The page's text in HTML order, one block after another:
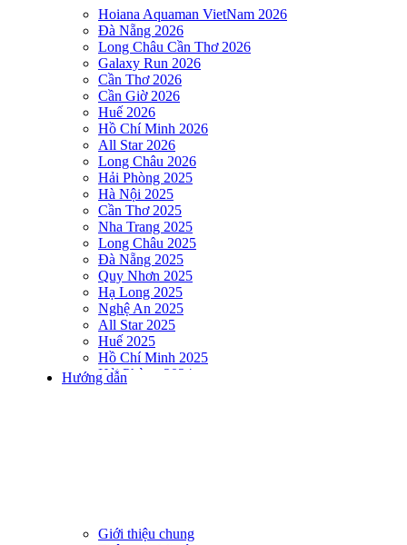
Hoiana Aquaman VietNam 2026
Đà Nẵng 2026
Long Châu Cần Thơ 2026
Galaxy Run 2026
Cần Thơ 2026
Cần Giờ 2026
Huế 2026
Hồ Chí Minh 2026
All Star 2026
Long Châu 2026
Hải Phòng 2025
Hà Nội 2025
Cần Thơ 2025
Nha Trang 2025
Long Châu 2025
Đà Nẵng 2025
Quy Nhơn 2025
Hạ Long 2025
Nghệ An 2025
All Star 2025
Huế 2025
Hồ Chí Minh 2025
Hải Phòng 2024
DNSE AQUAMAN VIETNAM 2024
DNSE AQUAMAN VIETNAM 2023
Hướng dẫn
Giới thiệu chung